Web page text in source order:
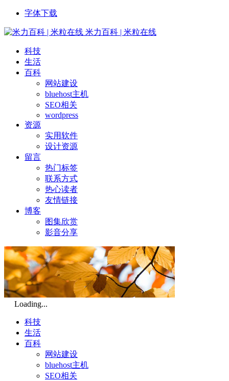
字体下载
米力百科 | 米粒在线
科技
生活
百科
网站建设
bluehost主机
SEO相关
wordpress
资源
实用软件
设计资源
留言
热门标签
联系方式
热心读者
友情链接
博客
图集欣赏
影音分享
Loading...
科技
生活
百科
网站建设
bluehost主机
SEO相关